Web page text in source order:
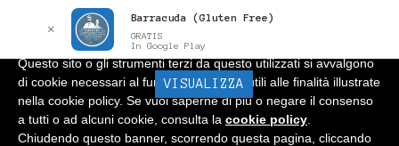
BARRACUDA Menu
Home
✕
Barracuda (Gluten Free)
GRATIS
In Google Play
VISUALIZZA
Informativa
Questo sito o gli strumenti terzi da questo utilizzati si avvalgono
di cookie necessari al funzionamento ed utili alle finalità illustrate
nella cookie policy. Se vuoi saperne di più o negare il consenso
a tutti o ad alcuni cookie, consulta la cookie policy
Chiudendo questo banner, scorrendo questa pagina, cliccando